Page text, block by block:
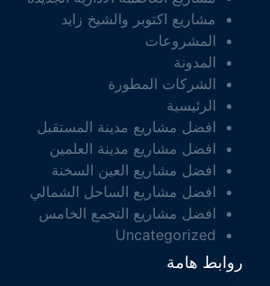
مشاريع اكتوبر والشيخ زايد
المشروعات
المدونة
الشركات المطورة
الرئيسية
افضل مشاريع مدينة المستقبل
افضل مشاريع مدينة العلمين
افضل مشاريع العين السخنة
افضل مشاريع الساحل الشمالي
افضل مشاريع التجمع الخامس
Uncategorized
روابط هامة